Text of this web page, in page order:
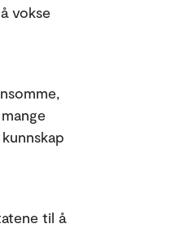
vokse
til å